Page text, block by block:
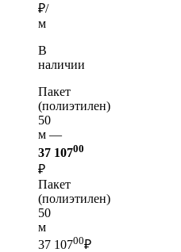
₽/
м
В
наличии
Пакет
(полиэтилен)
50
м —
37 10700
₽
Пакет
(полиэтилен)
50
м
37 10700₽